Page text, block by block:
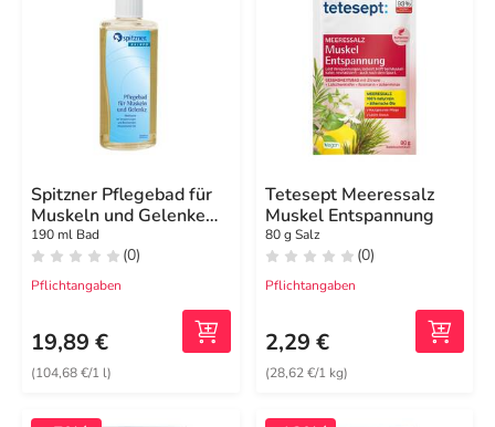
Spitzner Pflegebad für
Muskeln und Gelenke
Balneo
190 ml Bad
(0)
Pflichtangaben
19,89 €
(104,68 €/1 l)
Tetesept Meeressalz
Muskel Entspannung
80 g Salz
(0)
Pflichtangaben
2,29 €
(28,62 €/1 kg)